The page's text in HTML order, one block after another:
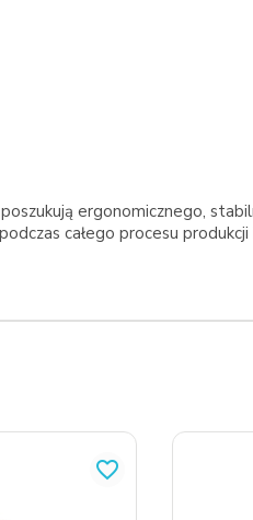
ergonomicznego,
całego procesu produkcji
favorite_border